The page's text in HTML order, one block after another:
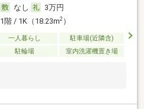
なし
3万円
1階 / 1K（18.23m2）
一人暮らし
駐車場(近隣含)
駐輪場 室内洗濯機置き場